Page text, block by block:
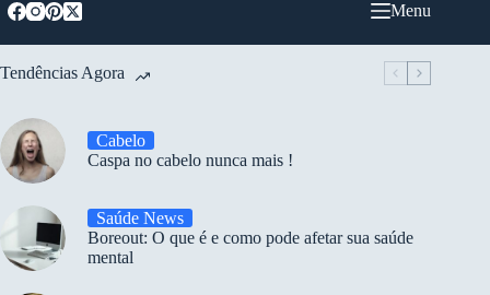
Menu
Tendências Agora
Cabelo
Caspa no cabelo nunca mais !
Saúde News
Boreout: O que é e como pode afetar sua saúde
mental